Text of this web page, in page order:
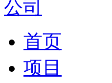
首页
项目